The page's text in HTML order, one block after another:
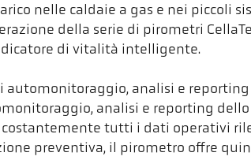
nelle caldaie a gas e nei piccoli
della serie di pirometri
di vitalità intelligente.
analisi e reporting
analisi e reporting dello
tutti i dati operativi
preventiva, il pirometro offre